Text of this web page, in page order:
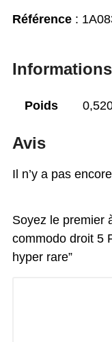
Référence :
Poids
Avis
Il n’y a pas
Soyez le premier
commodo droit 5
hyper rare”